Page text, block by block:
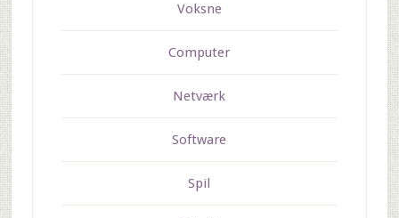
Voksne
Computer
Netværk
Software
Spil